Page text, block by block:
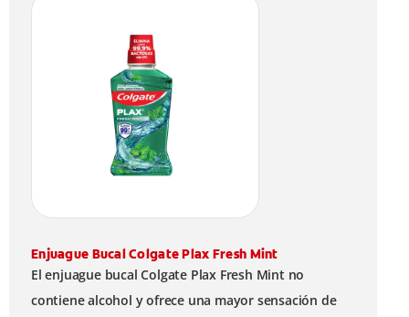
Enjuague Bucal Colgate Plax Fresh Mint
El enjuague bucal Colgate Plax Fresh Mint no
contiene alcohol y ofrece una mayor sensación de